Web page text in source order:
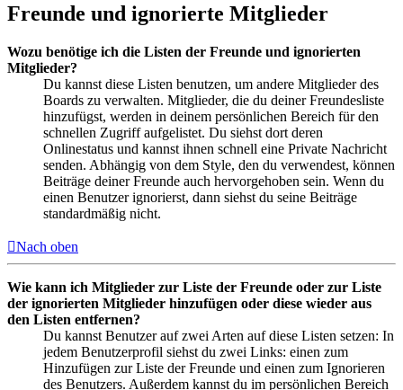
Freunde und ignorierte Mitglieder
Wozu benötige ich die Listen der Freunde und ignorierten
Mitglieder?
Du kannst diese Listen benutzen, um andere Mitglieder des
Boards zu verwalten. Mitglieder, die du deiner Freundesliste
hinzufügst, werden in deinem persönlichen Bereich für den
schnellen Zugriff aufgelistet. Du siehst dort deren
Onlinestatus und kannst ihnen schnell eine Private Nachricht
senden. Abhängig von dem Style, den du verwendest, können
Beiträge deiner Freunde auch hervorgehoben sein. Wenn du
einen Benutzer ignorierst, dann siehst du seine Beiträge
standardmäßig nicht.
Nach oben
Wie kann ich Mitglieder zur Liste der Freunde oder zur Liste
der ignorierten Mitglieder hinzufügen oder diese wieder aus
den Listen entfernen?
Du kannst Benutzer auf zwei Arten auf diese Listen setzen: In
jedem Benutzerprofil siehst du zwei Links: einen zum
Hinzufügen zur Liste der Freunde und einen zum Ignorieren
des Benutzers. Außerdem kannst du im persönlichen Bereich